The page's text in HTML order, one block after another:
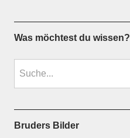
Was möchtest du wissen?
Bruders Bilder